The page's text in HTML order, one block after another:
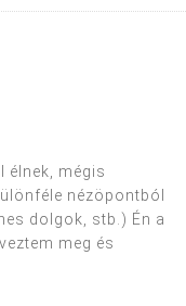
élnek, mégis
nézöpontból
dolgok, stb.) Én a
meg és